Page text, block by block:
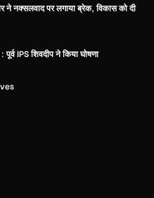
ने नक्सलवाद पर लगाया ब्रेक, विकास को दी
IPS शिवदीप ने किया घोषणा